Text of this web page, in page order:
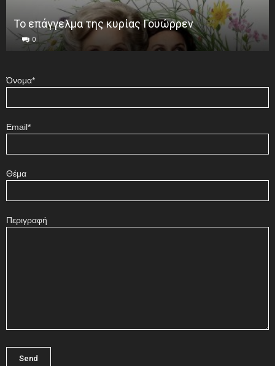
Το επάγγελμα της κυρίας Γουώρρεν
0
Όνομα*
Email*
Θέμα
Περιγραφή